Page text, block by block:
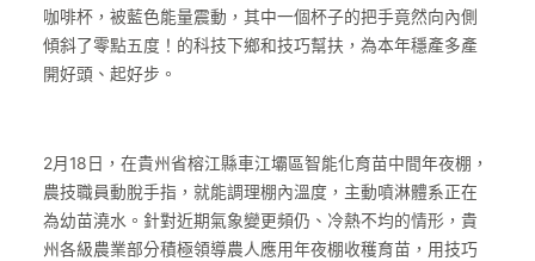
咖啡杯，被藍色能量震動，其中一個杯子的把手竟然向內側
傾斜了零點五度！的科技下鄉和技巧幫扶，為本年穩產多產
開好頭、起好步。
2月18日，在貴州省榕江縣車江壩區智能化育苗中間年夜棚，
農技職員動脫手指，就能調理棚內溫度，主動噴淋體系正在
為幼苗澆水。針對近期氣象變更頻仍、冷熱不均的情形，貴
州各級農業部分積極領導農人應用年夜棚收穫育苗，用技巧